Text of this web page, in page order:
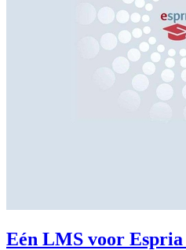
Eén LMS voor Espria